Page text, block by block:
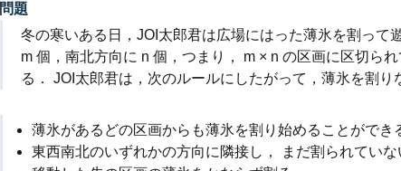
問題
冬の寒いある日，JOI太郎君は広場にはった薄氷を割って
m 個，南北方向に n 個，つまり， m × n の区画に区切ら
る． JOI太郎君は，次のルールにしたがって，薄氷を割り
薄氷があるどの区画からも薄氷を割り始めることができ
東西南北のいずれかの方向に隣接し， まだ割られてい